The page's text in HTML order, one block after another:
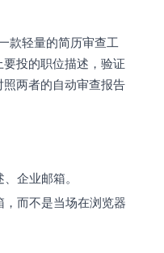
款轻量的简历审查工
投的职位描述，验证
两者的自动审查报告
企业邮箱。
而不是当场在浏览器